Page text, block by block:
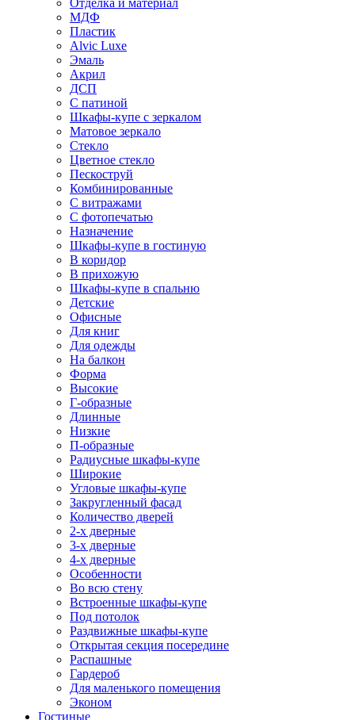
Отделка и материал
МДФ
Пластик
Alvic Luxe
Эмаль
Акрил
ДСП
С патиной
Шкафы-купе с зеркалом
Матовое зеркало
Стекло
Цветное стекло
Пескоструй
Комбинированные
С витражами
С фотопечатью
Назначение
Шкафы-купе в гостиную
В коридор
В прихожую
Шкафы-купе в спальню
Детские
Офисные
Для книг
Для одежды
На балкон
Форма
Высокие
Г-образные
Длинные
Низкие
П-образные
Радиусные шкафы-купе
Широкие
Угловые шкафы-купе
Закругленный фасад
Количество дверей
2-х дверные
3-х дверные
4-х дверные
Особенности
Во всю стену
Встроенные шкафы-купе
Под потолок
Раздвижные шкафы-купе
Открытая секция посередине
Распашные
Гардероб
Для маленького помещения
Эконом
Гостиные